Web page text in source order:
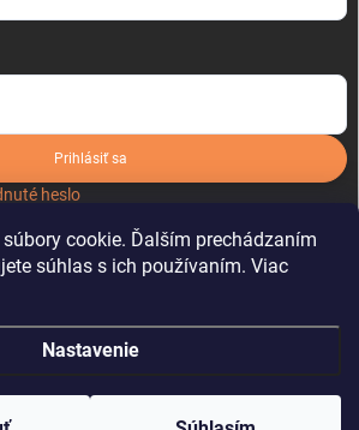
cookie. Ďalším prechádzaním
súhlas s ich používaním. Viac
Nastavenie
Prihlásiť sa
heslo
kartonoveobaly.sk . Všetky práva vyhradené.